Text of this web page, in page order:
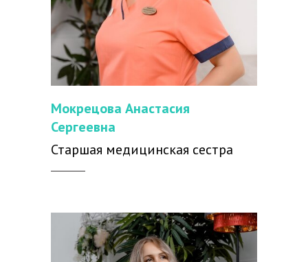
Мокрецова Анастасия
Сергеевна
Старшая медицинская сестра